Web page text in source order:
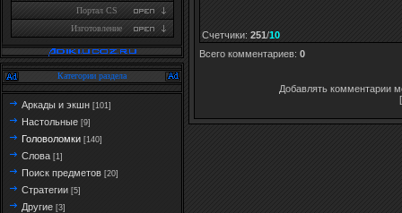
Портал CS
Изготовление
Категории раздела
Аркады и экшн [101]
Настольные [9]
Головоломки [140]
Слова [1]
Поиск предметов [20]
Стратегии [5]
Другие [3]
Счетчики: 251/10
Всего комментариев: 0
Добавлять комментарии